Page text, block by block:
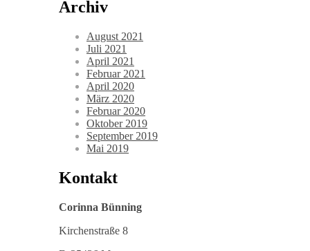
Archiv
August 2021
Juli 2021
April 2021
Februar 2021
April 2020
März 2020
Februar 2020
Oktober 2019
September 2019
Mai 2019
Kontakt
Corinna Bünning
Kirchenstraße 8